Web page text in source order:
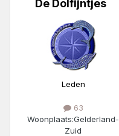
De Dolfijntjes
Leden
63
Woonplaats:Gelderland-
Zuid